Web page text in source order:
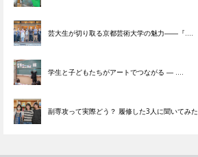
芸大生が切り取る京都芸術大学の魅力――『....
学生と子どもたちがアートでつながる ― ....
副専攻って実際どう？ 履修した3人に聞いてみた